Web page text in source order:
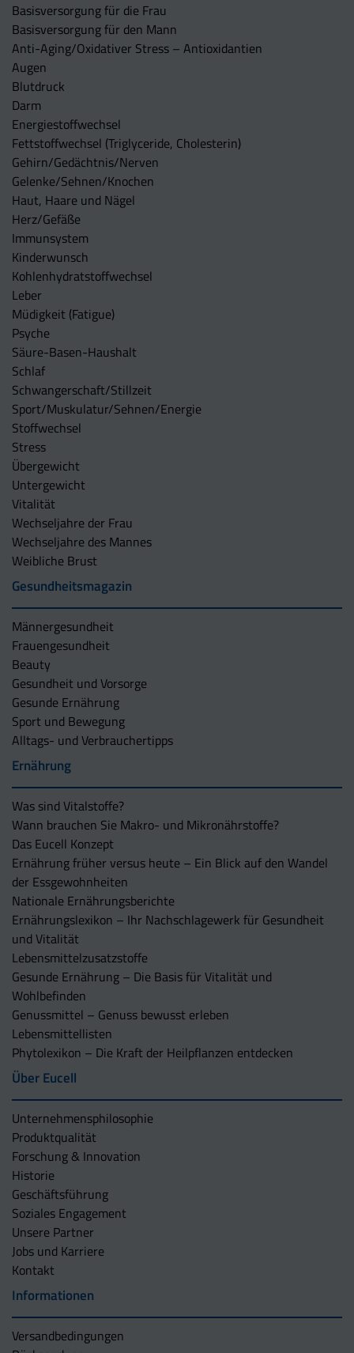
Basisversorgung für die Frau
Basisversorgung für den Mann
Anti-Aging/Oxidativer Stress – Antioxidantien
Augen
Blutdruck
Darm
Energiestoffwechsel
Fettstoffwechsel (Triglyceride, Cholesterin)
Gehirn/Gedächtnis/Nerven
Gelenke/Sehnen/Knochen
Haut, Haare und Nägel
Herz/Gefäße
Immunsystem
Kinderwunsch
Kohlenhydratstoffwechsel
Leber
Müdigkeit (Fatigue)
Psyche
Säure-Basen-Haushalt
Schlaf
Schwangerschaft/Stillzeit
Sport/Muskulatur/Sehnen/Energie
Stoffwechsel
Stress
Übergewicht
Untergewicht
Vitalität
Wechseljahre der Frau
Wechseljahre des Mannes
Weibliche Brust
Gesundheitsmagazin
Männergesundheit
Frauengesundheit
Beauty
Gesundheit und Vorsorge
Gesunde Ernährung
Sport und Bewegung
Alltags- und Verbrauchertipps
Ernährung
Was sind Vitalstoffe?
Wann brauchen Sie Makro- und Mikronährstoffe?
Das Eucell Konzept
Ernährung früher versus heute – Ein Blick auf den Wandel
der Essgewohnheiten
Nationale Ernährungsberichte
Ernährungslexikon – Ihr Nachschlagewerk für Gesundheit
und Vitalität
Lebensmittelzusatzstoffe
Gesunde Ernährung – Die Basis für Vitalität und
Wohlbefinden
Genussmittel – Genuss bewusst erleben
Lebensmittellisten
Phytolexikon – Die Kraft der Heilpflanzen entdecken
Über Eucell
Unternehmens­philosophie
Produktqualität
Forschung & Innovation
Historie
Geschäftsführung
Soziales Engagement
Unsere Partner
Jobs und Karriere
Kontakt
Informationen
Versandbedingungen